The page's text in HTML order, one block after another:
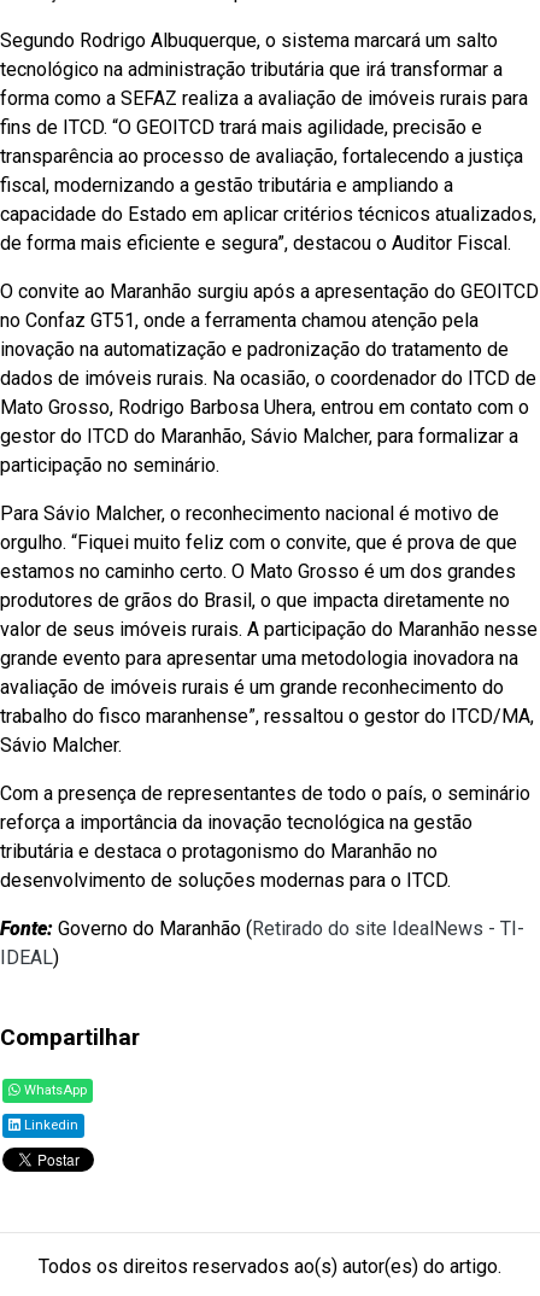
Segundo Rodrigo Albuquerque, o sistema marcará um salto
tecnológico na administração tributária que irá transformar a
forma como a SEFAZ realiza a avaliação de imóveis rurais para
fins de ITCD. “O GEOITCD trará mais agilidade, precisão e
transparência ao processo de avaliação, fortalecendo a justiça
fiscal, modernizando a gestão tributária e ampliando a
capacidade do Estado em aplicar critérios técnicos atualizados,
de forma mais eficiente e segura”, destacou o Auditor Fiscal.
O convite ao Maranhão surgiu após a apresentação do GEOITCD
no Confaz GT51, onde a ferramenta chamou atenção pela
inovação na automatização e padronização do tratamento de
dados de imóveis rurais. Na ocasião, o coordenador do ITCD de
Mato Grosso, Rodrigo Barbosa Uhera, entrou em contato com o
gestor do ITCD do Maranhão, Sávio Malcher, para formalizar a
participação no seminário.
Para Sávio Malcher, o reconhecimento nacional é motivo de
orgulho. “Fiquei muito feliz com o convite, que é prova de que
estamos no caminho certo. O Mato Grosso é um dos grandes
produtores de grãos do Brasil, o que impacta diretamente no
valor de seus imóveis rurais. A participação do Maranhão nesse
grande evento para apresentar uma metodologia inovadora na
avaliação de imóveis rurais é um grande reconhecimento do
trabalho do fisco maranhense”, ressaltou o gestor do ITCD/MA,
Sávio Malcher.
Com a presença de representantes de todo o país, o seminário
reforça a importância da inovação tecnológica na gestão
tributária e destaca o protagonismo do Maranhão no
desenvolvimento de soluções modernas para o ITCD.
Fonte: Governo do Maranhão (Retirado do site IdealNews - TI-
IDEAL)
Compartilhar
WhatsApp
Linkedin
Todos os direitos reservados ao(s) autor(es) do artigo.